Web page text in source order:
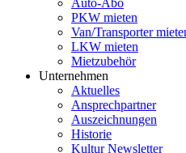
Auto-Abo
PKW mieten
Van/Transporter
LKW mieten
Mietzubehör
Unternehmen
Aktuelles
Ansprechpartner
Auszeichnungen
Historie
Kultur Newsletter